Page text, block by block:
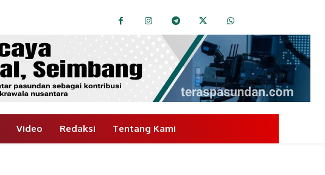
Video Redaksi Tentang Kami